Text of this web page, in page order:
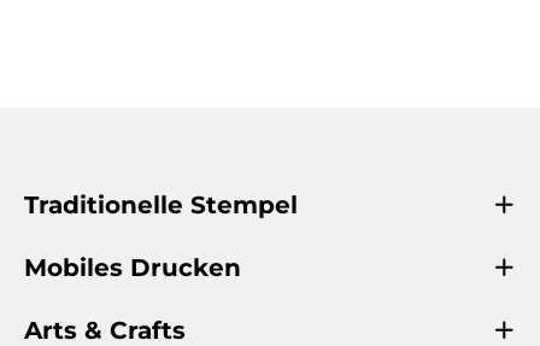
Traditionelle Stempel
Mobiles Drucken
Arts & Crafts